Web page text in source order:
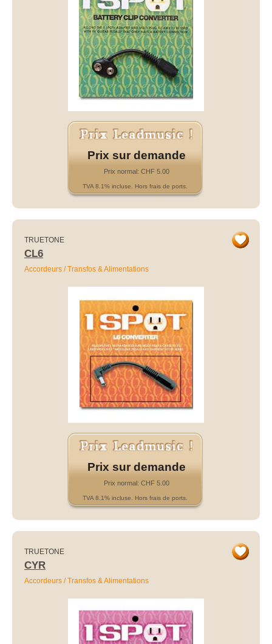
Prix sur demande
Prix normal: CHF 5.00
TVA 8.1% incluse. Hors frais de ports.
TRUETONE
CL6
Accordeurs / Transfos & Alimentations
Prix sur demande
Prix normal: CHF 5.00
TVA 8.1% incluse. Hors frais de ports.
TRUETONE
CYR
Accordeurs / Transfos & Alimentations